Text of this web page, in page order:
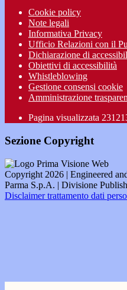
Cookie policy
Note legali
Informativa Privacy
Ufficio Relazioni con il
Dichiarazione di
Obiettivi di accessibilità
Whistleblowing
Gestione consensi cookie
Amministrazione
Pagina visualizzata
Sezione Copyright
Copyright 2026 | Engineered
Parma S.p.A. | Divisione
Disclaimer trattamento dati